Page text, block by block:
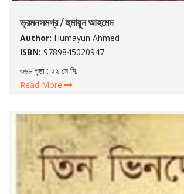
ভ্রমনসমগ্র / হুমায়ুন আহমেদ
Author: Humayun Ahmed
ISBN: 9789845020947.
৩৬৮ পৃষ্ঠা : ২২ সে মি.
Read More